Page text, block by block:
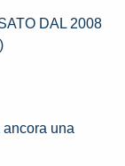
DAL 2008
una